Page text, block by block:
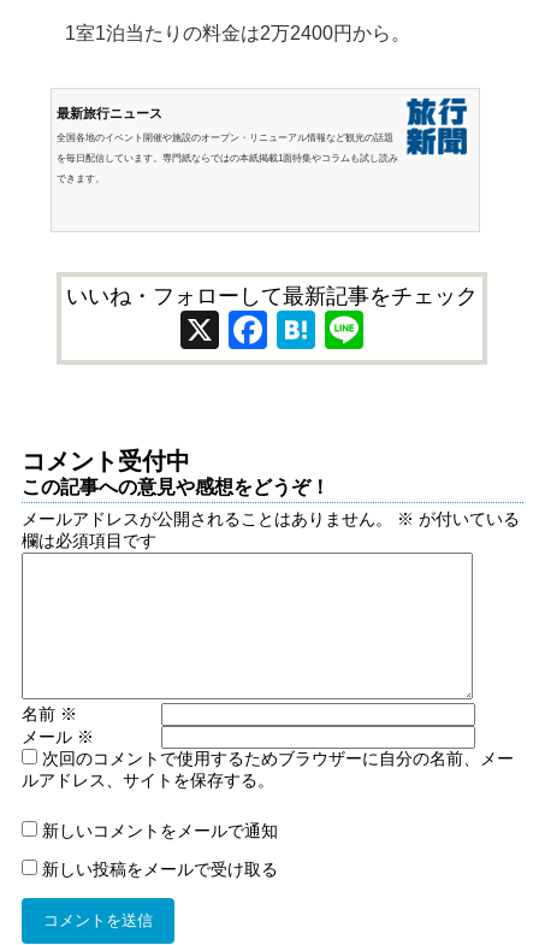
1室1泊当たりの料金は2万2400円から。
最新旅行ニュース
全国各地のイベント開催や施設のオープン・リニューアル情報など観光の話題
を毎日配信しています。専門紙ならではの本紙掲載1面特集やコラムも試し読み
できます。
いいね・フォローして最新記事をチェック
X Facebook
Hatena
コメント受付中
この記事への意見や感想をどうぞ！
メールアドレスが公開されることはありません。 ※ が付いている
欄は必須項目です
名前 ※
メール ※
次回のコメントで使用するためブラウザーに自分の名前、メー
ルアドレス、サイトを保存する。
新しいコメントをメールで通知
新しい投稿をメールで受け取る